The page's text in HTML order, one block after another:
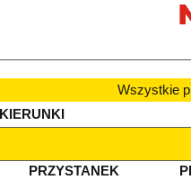
Wszystkie
PRZYSTANEK